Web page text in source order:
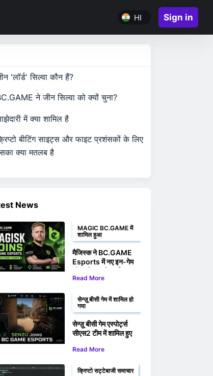
HI Sign in
'लॉर्ड' सिल्वा कौन हैं?
ने जीन सिल्वा को क्यों चुना?
में क्या शामिल है
बीटिंग साइट्स और फाइट प्रशंसकों के लिए
क्या मतलब है
News
MAGIC BC.GAME में
शामिल हुआ
मैजिस्क ने BC.GAME
Esports में नए इन-गेम
संभाला।
Read More
सेन्ज़ू बीसी गेम में शामिल हो
गया
सेन्ज़ू बीसी गेम एस्पोर्ट्स
सीएस2 टीम में शामिल हुए
Read More
क्रिप्टो सट्टेबाजी समाचार